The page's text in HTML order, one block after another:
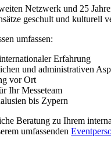
Netzwerk und 25
geschult und kulturell
umfassen:
Erfahrung
und administrativen
vor Ort
Ihr Messeteam
bis Zypern
Beratung zu Ihrem
umfassenden